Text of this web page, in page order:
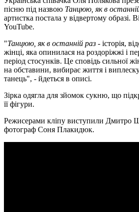
пісню під назвою Танцюю, як в
артистка постала у відвертому образі.
YouTube.
"Танцюю, як в останній раз - історія,
жінці, яка опинилася на роздоріжжі і
період стосунків. Це сповідь сильної
на обставини, вибирає життя і
танець", - йдеться в описі.
Зірка одягла для зйомок сукню, що
її фігури.
Режисерами кліпу виступили Дмитро
фотограф Соня Плакидюк.